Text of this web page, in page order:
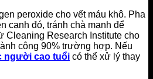
peroxide cho vết máu khô. Pha
cạnh đó, tránh chà mạnh để
Cleaning Research Institute cho
công 90% trường hợp. Nếu
người cao tuổi có thể xử lý thay